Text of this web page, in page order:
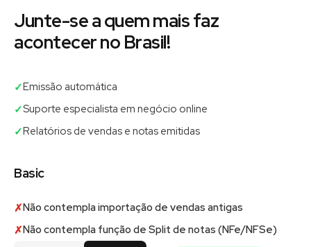
Junte-se a quem mais faz
acontecer no Brasil!
✓Emissão automática
✓Suporte especialista em negócio online
✓Relatórios de vendas e notas emitidas
Basic
✗Não contempla importação de vendas antigas
✗Não contempla função de Split de notas (NFe/NFSe)